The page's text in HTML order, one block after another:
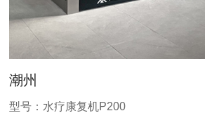
潮州
型号：水疗康复机P200